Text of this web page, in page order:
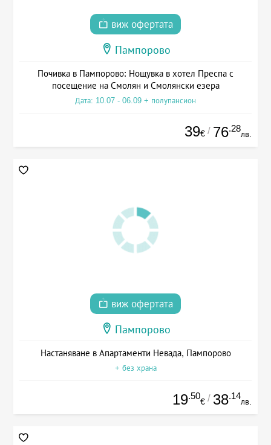
виж офертата
Пампорово
Почивка в Пампорово: Нощувка в хотел Преспа с
посещение на Смолян и Смолянски езера
Дата: 10.07 - 06.09 + полупансион
39€ / 76.28
лв.
виж офертата
Пампорово
Настаняване в Апартаменти Невада, Пампорово
+ без храна
19.50
€ / 38.14
лв.